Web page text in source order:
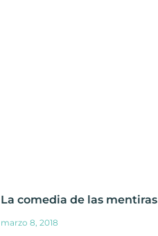
La comedia de las mentiras
marzo 8, 2018